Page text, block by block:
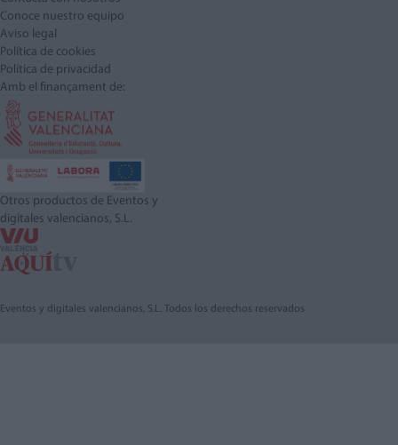
Conoce nuestro equipo
Aviso legal
Política de cookies
Política de privacidad
Amb el finançament de:
Otros productos de Eventos y
digitales valencianos, S.L.
Eventos y digitales valencianos, S.L. Todos los derechos reservados